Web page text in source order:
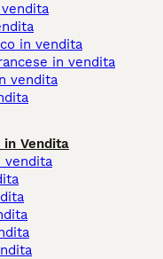
in vendita
in vendita
vendita
Vendita
vendita